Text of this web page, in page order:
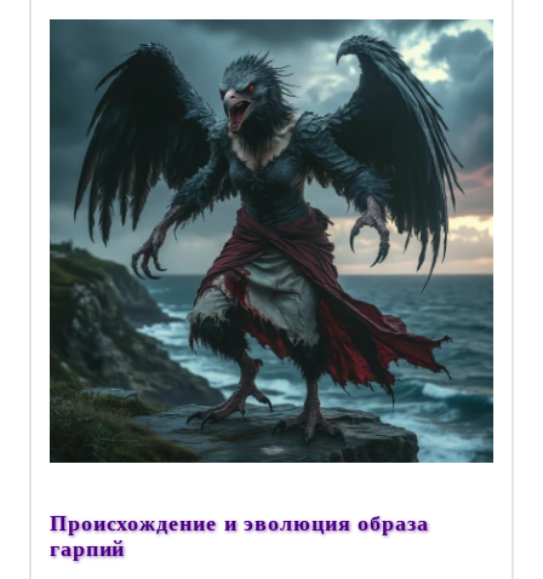
Происхождение и эволюция образа
гарпий